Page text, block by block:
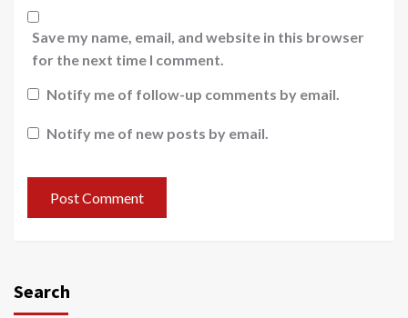
Save my name, email, and website in this browser
for the next time I comment.
Notify me of follow-up comments by email.
Notify me of new posts by email.
Search